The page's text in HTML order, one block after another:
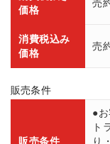
価格
消費税込み
価格
売
販売条件
販売条件
●
ト
り